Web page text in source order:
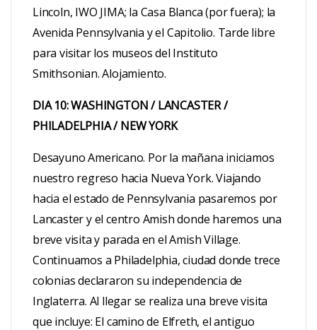
Lincoln, IWO JIMA; la Casa Blanca (por fuera); la
Avenida Pennsylvania y el Capitolio. Tarde libre
para visitar los museos del Instituto
Smithsonian. Alojamiento.
DIA 10: WASHINGTON / LANCASTER /
PHILADELPHIA / NEW YORK
Desayuno Americano. Por la mañana iniciamos
nuestro regreso hacia Nueva York. Viajando
hacia el estado de Pennsylvania pasaremos por
Lancaster y el centro Amish donde haremos una
breve visita y parada en el Amish Village.
Continuamos a Philadelphia, ciudad donde trece
colonias declararon su independencia de
Inglaterra. Al llegar se realiza una breve visita
que incluye: El camino de Elfreth, el antiguo